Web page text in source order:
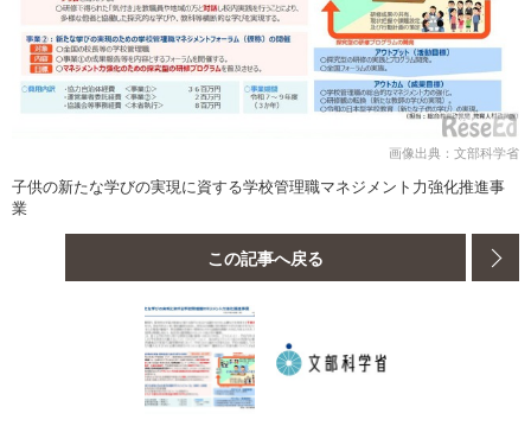
画像出典：文部科学省
子供の新たな学びの実現に資する学校管理職マネジメント力強化推進事
業
この記事へ戻る